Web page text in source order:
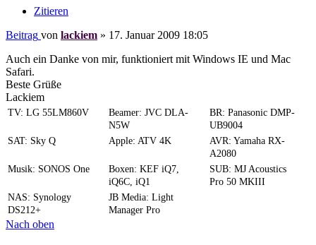
Zitieren
Beitrag von lackiem » 17. Januar 2009 18:05
Auch ein Danke von mir, funktioniert mit Windows IE und Mac
Safari.
Beste Grüße
Lackiem
TV: LG 55LM860V
Beamer: JVC DLA-
N5W
BR: Panasonic DMP-
UB9004
SAT: Sky Q
Apple: ATV 4K
AVR: Yamaha RX-
A2080
Musik: SONOS One
Boxen: KEF iQ7,
iQ6C, iQ1
SUB: MJ Acoustics
Pro 50 MKIII
NAS: Synology
DS212+
JB Media: Light
Manager Pro
Nach oben